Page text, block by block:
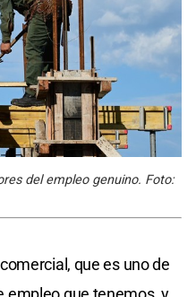
del empleo genuino. Foto:
que es uno de